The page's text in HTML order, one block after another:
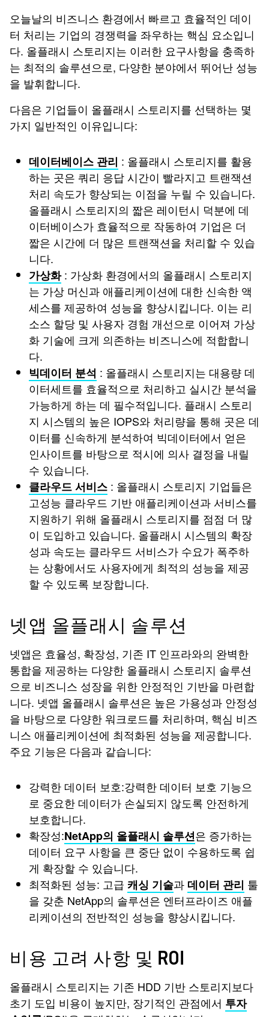
오늘날의 비즈니스 환경에서 빠르고 효율적인 데이
터 처리는 기업의 경쟁력을 좌우하는 핵심 요소입니
다. 올플래시 스토리지는 이러한 요구사항을 충족하
는 최적의 솔루션으로, 다양한 분야에서 뛰어난 성능
을 발휘합니다.
다음은 기업들이 올플래시 스토리지를 선택하는 몇
가지 일반적인 이유입니다:
데이터베이스 관리 : 올플래시 스토리지를 활용
하는 곳은 쿼리 응답 시간이 빨라지고 트랜잭션
처리 속도가 향상되는 이점을 누릴 수 있습니다.
올플래시 스토리지의 짧은 레이턴시 덕분에 데
이터베이스가 효율적으로 작동하여 기업은 더
짧은 시간에 더 많은 트랜잭션을 처리할 수 있습
니다.
가상화: 가상화 환경에서의 올플래시 스토리지
는 가상 머신과 애플리케이션에 대한 신속한 액
세스를 제공하여 성능을 향상시킵니다. 이는 리
소스 할당 및 사용자 경험 개선으로 이어져 가상
화 기술에 크게 의존하는 비즈니스에 적합합니
다.
빅데이터 분석 : 올플래시 스토리지는 대용량 데
이터세트를 효율적으로 처리하고 실시간 분석을
가능하게 하는 데 필수적입니다. 플래시 스토리
지 시스템의 높은 IOPS와 처리량을 통해 곳은 데
이터를 신속하게 분석하여 빅데이터에서 얻은
인사이트를 바탕으로 적시에 의사 결정을 내릴
수 있습니다.
클라우드 서비스 : 올플래시 스토리지 기업들은
고성능 클라우드 기반 애플리케이션과 서비스를
지원하기 위해 올플래시 스토리지를 점점 더 많
이 도입하고 있습니다. 올플래시 시스템의 확장
성과 속도는 클라우드 서비스가 수요가 폭주하
는 상황에서도 사용자에게 최적의 성능을 제공
할 수 있도록 보장합니다.
넷앱 올플래시 솔루션
넷앱은 효율성, 확장성, 기존 IT 인프라와의 완벽한
통합을 제공하는 다양한 올플래시 스토리지 솔루션
으로 비즈니스 성장을 위한 안정적인 기반을 마련합
니다. 넷앱 올플래시 솔루션은 높은 가용성과 안정성
을 바탕으로 다양한 워크로드를 처리하며, 핵심 비즈
니스 애플리케이션에 최적화된 성능을 제공합니다.
주요 기능은 다음과 같습니다:
강력한 데이터 보호:강력한 데이터 보호 기능으
로 중요한 데이터가 손실되지 않도록 안전하게
보호합니다.
확장성:NetApp의 올플래시 솔루션은 증가하는
데이터 요구 사항을 큰 중단 없이 수용하도록 쉽
게 확장할 수 있습니다.
최적화된 성능: 고급 캐싱 기술과 데이터 관리 툴
을 갖춘 NetApp의 솔루션은 엔터프라이즈 애플
리케이션의 전반적인 성능을 향상시킵니다.
비용 고려 사항 및 ROI
올플래시 스토리지는 기존 HDD 기반 스토리지보다
초기 도입 비용이 높지만, 장기적인 관점에서 투자